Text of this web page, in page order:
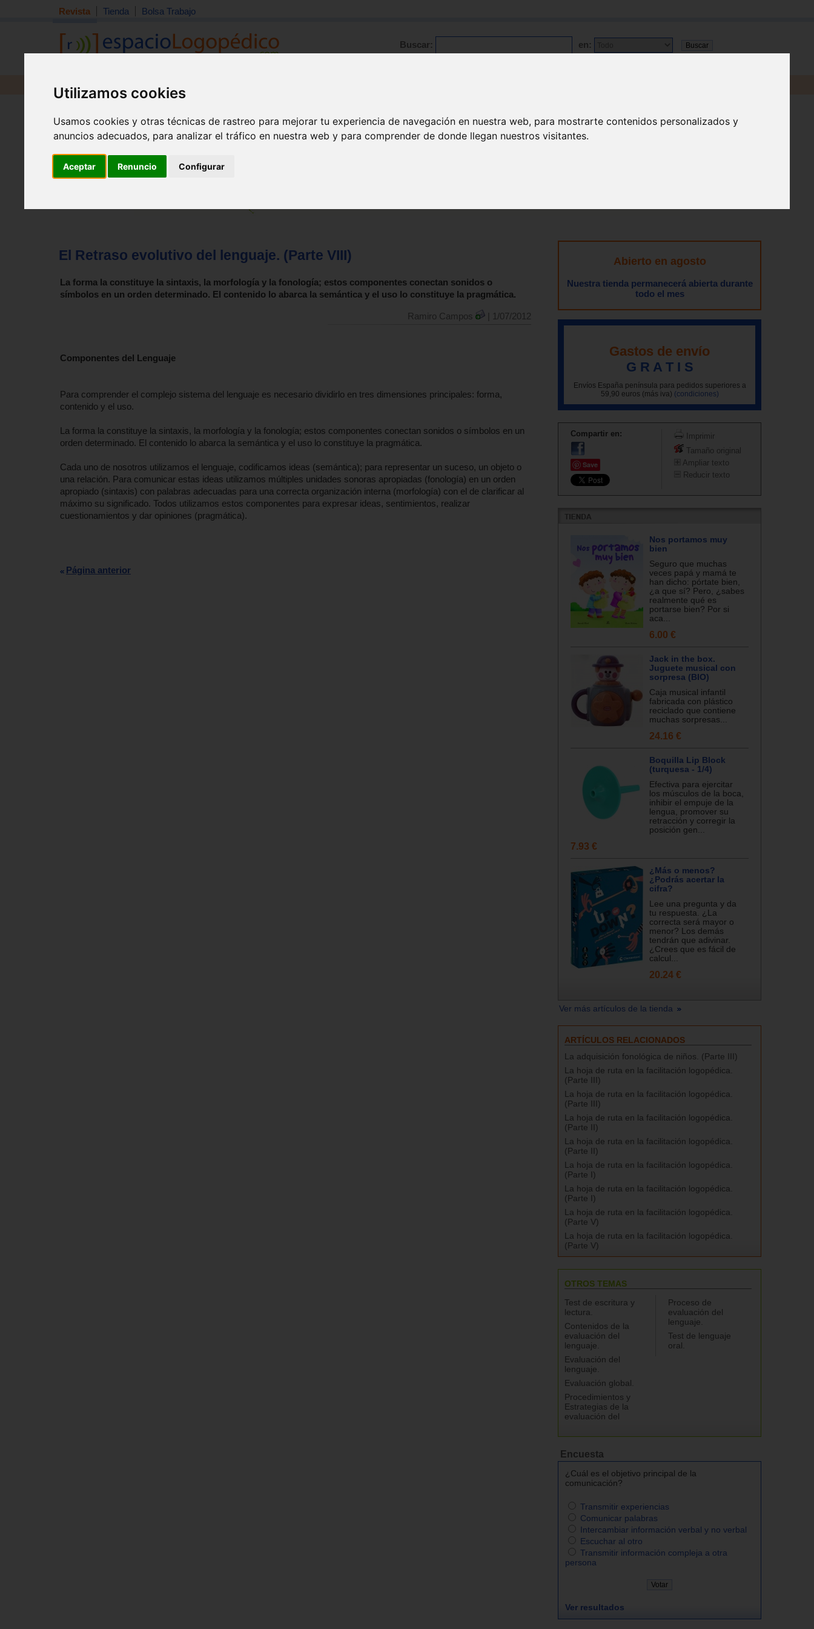
Utilizamos cookies
Usamos cookies y otras técnicas de rastreo para mejorar tu experiencia de navegación en nuestra web, para mostrarte contenidos personalizados y
anuncios adecuados, para analizar el tráfico en nuestra web y para comprender de donde llegan nuestros visitantes.
Aceptar Renuncio Configurar
Revista Tienda Bolsa Trabajo
Buscar: en:
Revista Material
Inicio> Revista
El Retraso evolutivo del lenguaje. (Parte VIII)
La forma la constituye la sintaxis, la morfología y la fonología; estos componentes conectan sonidos o
símbolos en un orden determinado. El contenido lo abarca la semántica y el uso lo constituye la pragmática.
Ramiro Campos | 1/07/2012
Componentes del Lenguaje
Para comprender el complejo sistema del lenguaje es necesario dividirlo en tres dimensiones principales: forma,
contenido y el uso.
La forma la constituye la sintaxis, la morfología y la fonología; estos componentes conectan sonidos o símbolos en un
orden determinado. El contenido lo abarca la semántica y el uso lo constituye la pragmática.
Cada uno de nosotros utilizamos el lenguaje, codificamos ideas (semántica); para representar un suceso, un objeto o
una relación. Para comunicar estas ideas utilizamos múltiples unidades sonoras apropiadas (fonología) en un orden
apropiado (sintaxis) con palabras adecuadas para una correcta organización interna (morfología) con el de clarificar al
máximo su significado. Todos utilizamos estos componentes para expresar ideas, sentimientos, realizar
cuestionamientos y dar opiniones (pragmática).
Página anterior
Abierto en agosto
Nuestra tienda permanecerá abierta durante
todo el mes
Gastos de envío
G R A T I S
Envíos España península para pedidos superiores a
59,90 euros (más iva) (condiciones)
Compartir en:
Save
Imprimir
Tamaño original
Ampliar texto
Reducir texto
Nos portamos muy
bien
Seguro que muchas
veces papá y mamá te
han dicho: pórtate bien,
¿a que sí? Pero, ¿sabes
realmente qué es
portarse bien? Por si
aca...
6.00 €
Jack in the box.
Juguete musical con
sorpresa (BIO)
Caja musical infantil
fabricada con plástico
reciclado que contiene
muchas sorpresas...
24.16 €
Boquilla Lip Block
(turquesa - 1/4)
Efectiva para ejercitar
los músculos de la boca,
inhibir el empuje de la
lengua, promover su
retracción y corregir la
posición gen...
7.93 €
¿Más o menos?
¿Podrás acertar la
cifra?
Lee una pregunta y da
tu respuesta. ¿La
correcta será mayor o
menor? Los demás
tendrán que adivinar.
¿Crees que es fácil de
calcul...
20.24 €
Ver más artículos de la tienda
ARTÍCULOS RELACIONADOS
La adquisición fonológica de niños. (Parte III)
La hoja de ruta en la facilitación logopédica.
(Parte III)
La hoja de ruta en la facilitación logopédica.
(Parte III)
La hoja de ruta en la facilitación logopédica.
(Parte II)
La hoja de ruta en la facilitación logopédica.
(Parte II)
La hoja de ruta en la facilitación logopédica.
(Parte I)
La hoja de ruta en la facilitación logopédica.
(Parte I)
La hoja de ruta en la facilitación logopédica.
(Parte V)
La hoja de ruta en la facilitación logopédica.
(Parte V)
OTROS TEMAS
Test de escritura y
lectura.
Contenidos de la
evaluación del
lenguaje.
Evaluación del
lenguaje.
Evaluación global.
Procedimientos y
Estrategias de la
evaluación del
Proceso de
evaluación del
lenguaje.
Test de lenguaje
oral.
Encuesta
¿Cuál es el objetivo principal de la
comunicación?
Transmitir experiencias
Comunicar palabras
Intercambiar información verbal y no verbal
Escuchar al otro
Transmitir información compleja a otra
persona
Ver resultados